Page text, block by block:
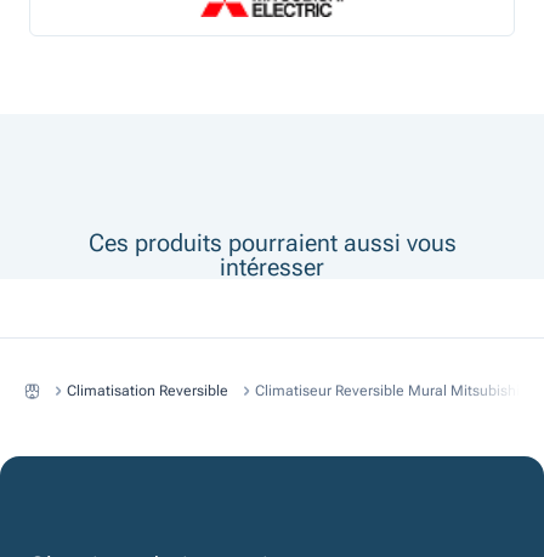
Ces produits pourraient aussi vous
intéresser
Climatisation Reversible Climatiseur Reversible Mural Mitsubishi